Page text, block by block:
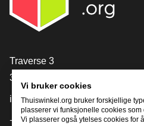
[_General:Contact]
Traverse 3
3905 NL Veenendaal
info@thuiswinkel.org
+31 (0)318 64 85 75
Vi bruker cookies
Thuiswinkel.org bruker forskjellige
plasserer vi funksjonelle cookies
Vi plasserer også ytelses cookies for